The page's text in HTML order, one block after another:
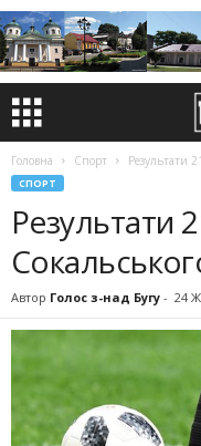
Головна Спорт Результати
СПОРТ
Результати
Автор Голос з-над Бугу - 24